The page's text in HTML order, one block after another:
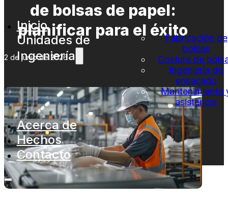
Inicio
Unidades de
Ingeniería
Fabricación de
bolsas
Costura de
Ingeniería de
ensacado
Mantenimiento
asistencia
Acerca de
Hechos
Contacto
de bolsas de papel:
planificar para el éxito
2 de junio de 2026